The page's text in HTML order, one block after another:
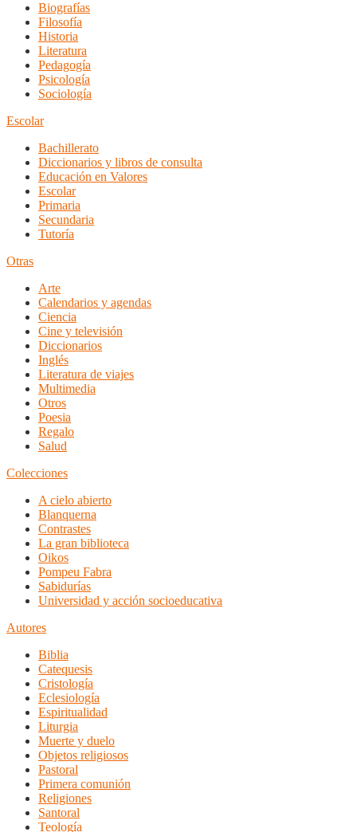
Biografías
Filosofía
Historia
Literatura
Pedagogía
Psicología
Sociología
Escolar
Bachillerato
Diccionarios y libros de consulta
Educación en Valores
Escolar
Primaria
Secundaria
Tutoría
Otras
Arte
Calendarios y agendas
Ciencia
Cine y televisión
Diccionarios
Inglés
Literatura de viajes
Multimedia
Otros
Poesia
Regalo
Salud
Colecciones
A cielo abierto
Blanquerna
Contrastes
La gran biblioteca
Oikos
Pompeu Fabra
Sabidurías
Universidad y acción socioeducativa
Autores
Biblia
Catequesis
Cristología
Eclesiología
Espiritualidad
Liturgia
Muerte y duelo
Objetos religiosos
Pastoral
Primera comunión
Religiones
Santoral
Teología